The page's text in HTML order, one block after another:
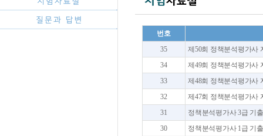
번호
35
제50회 정책분석평가사
34
제49회 정책분석평가사
33
제48회 정책분석평가사
32
제47회 정책분석평가사
31
정책분석평가사 3급 기
30
정책분석평가사 1급 기